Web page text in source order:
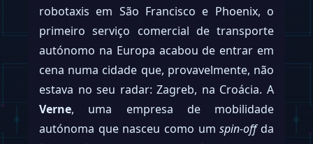
robotaxis em São Francisco e Phoenix, o
primeiro serviço comercial de transporte
autónomo na Europa acabou de entrar em
cena numa cidade que, provavelmente, não
estava no seu radar: Zagreb, na Croácia. A
Verne, uma empresa de mobilidade
autónoma que nasceu como umspin-offda